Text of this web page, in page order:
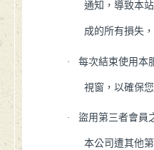
通知，導致本
成的所有損失
· 每次結束使用本
視窗，以確保
· 盜用第三者會員
本公司遭其他